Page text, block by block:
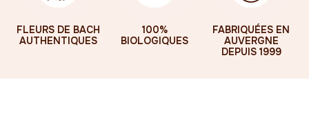
FLEURS DE BACH
AUTHENTIQUES
100%
BIOLOGIQUES
FABRIQUÉES EN
AUVERGNE
DEPUIS 1999